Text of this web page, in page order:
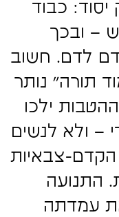
כבוד
– ובכך
לדם. חשוב
תורה" נותר
ילכו
– ולא לנשים
הקדם-צבאיות
התנועה
עמדתה